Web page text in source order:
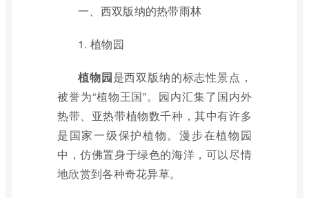
一、西双版纳的热带雨林
1. 植物园
植物园是西双版纳的标志性景点，
被誉为“植物王国”。园内汇集了国内外
热带、亚热带植物数千种，其中有许多
是国家一级保护植物。漫步在植物园
中，仿佛置身于绿色的海洋，可以尽情
地欣赏到各种奇花异草。